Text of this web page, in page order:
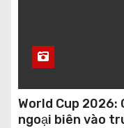
World Cup 2026:
ngoại biên vào